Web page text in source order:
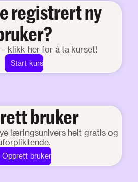
registrert ny
klikk her for å ta kurset!
Start kurs
bruker
læringsunivers helt gratis og
Opprett bruker